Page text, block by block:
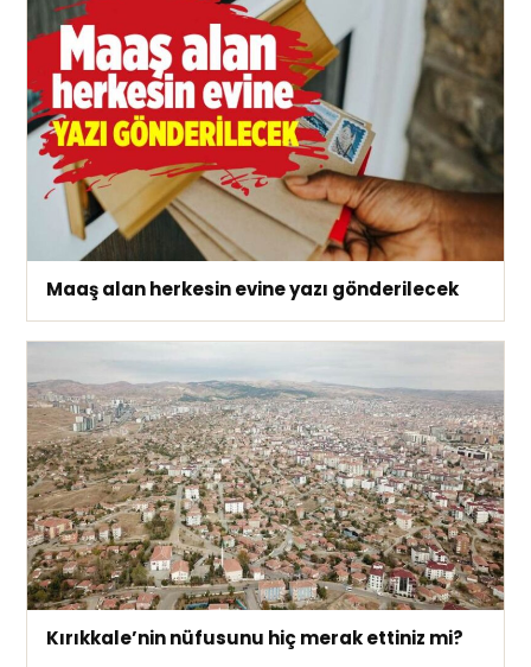
Maaş alan herkesin evine yazı gönderilecek
Kırıkkale’nin nüfusunu hiç merak ettiniz mi?